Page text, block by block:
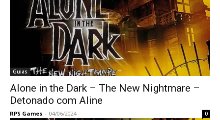
Guias
Alone in the Dark – The New Nightmare –
Detonado com Aline
RPS Games - 04/06/2024 0